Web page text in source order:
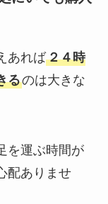
あれば２４時
るのは大きな
を運ぶ時間が
配ありませ